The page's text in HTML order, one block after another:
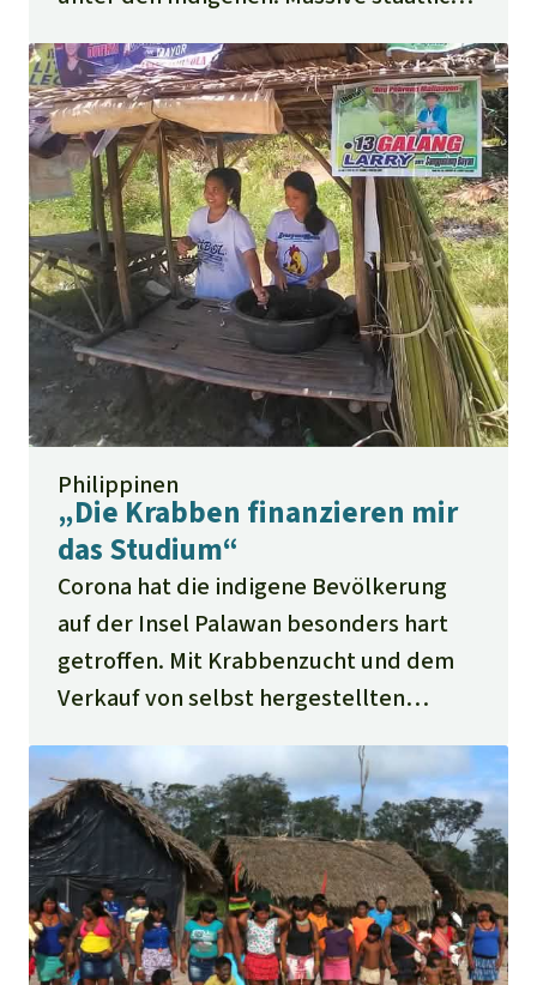
Philippinen
„Die Krabben finanzieren mir
das Studium“
Corona hat die indigene Bevölkerung
auf der Insel Palawan besonders hart
getroffen. Mit Krabbenzucht und dem
Verkauf von selbst hergestellten